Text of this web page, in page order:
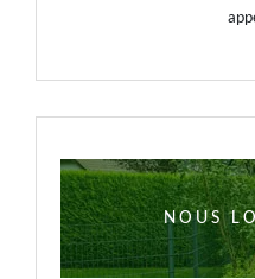
NOUS